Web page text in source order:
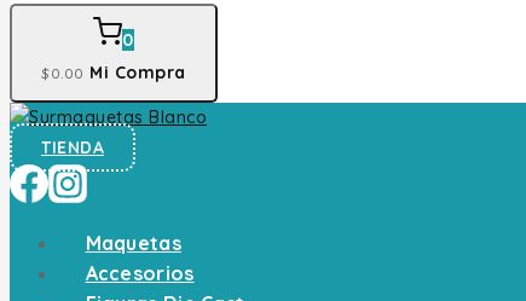
0
$0 .00 Mi Compra
TIENDA
Maquetas
Accesorios